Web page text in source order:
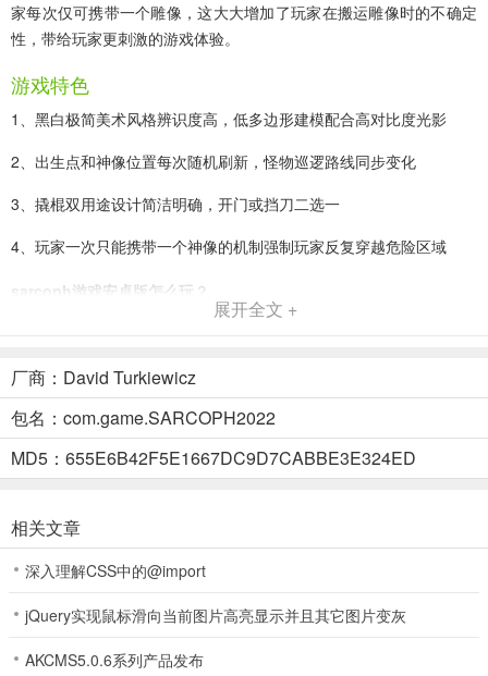
家每次仅可携带一个雕像，这大大增加了玩家在搬运雕像时的不确定
性，带给玩家更刺激的游戏体验。
游戏特色
1、黑白极简美术风格辨识度高，低多边形建模配合高对比度光影
2、出生点和神像位置每次随机刷新，怪物巡逻路线同步变化
3、撬棍双用途设计简洁明确，开门或挡刀二选一
4、玩家一次只能携带一个神像的机制强制玩家反复穿越危险区域
sarcoph游戏安卓版怎么玩？
1、进入sarcoph游戏，玩家需要携带神像，然后逃离；
2、在游戏中不断探索，找寻足够的道具、剧情线索；
4、当把五座神像带回电梯即可逃脱成功。
游戏亮点
展开全文 +
厂商：David Turkiewicz
包名：com.game.SARCOPH2022
MD5：655E6B42F5E1667DC9D7CABBE3E324ED
相关文章
深入理解CSS中的@import
jQuery实现鼠标滑向当前图片高亮显示并且其它图片变灰
AKCMS5.0.6系列产品发布